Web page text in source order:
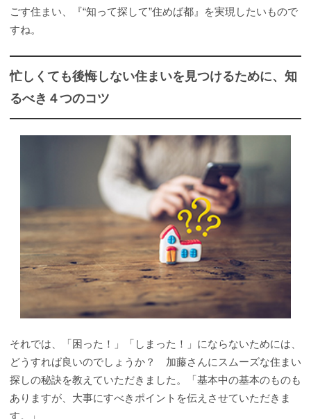
ごす住まい、『“知って探して”住めば都』を実現したいもので
すね。
忙しくても後悔しない住まいを見つけるために、知
るべき４つのコツ
それでは、「困った！」「しまった！」にならないためには、
どうすれば良いのでしょうか？ 加藤さんにスムーズな住まい
探しの秘訣を教えていただきました。「基本中の基本のものも
ありますが、大事にすべきポイントを伝えさせていただきま
す。」